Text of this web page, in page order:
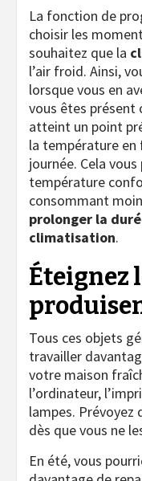
La fonction de
choisir les
souhaitez que la
l’air froid. Ainsi,
lorsque vous en
vous êtes présent
atteint un point
la température en
journée. Cela
température
consommant
prolonger la
climatisation.
Éteignez
Tous ces objets
travailler
votre maison
l’ordinateur,
lampes. Prévoyez
dès que vous ne
En été, vous